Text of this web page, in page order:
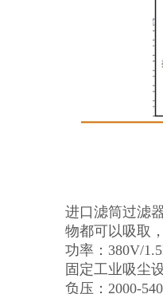
进口滤筒过滤
物都可以吸取
功率：380V/
固定工业吸尘
负压：2000-